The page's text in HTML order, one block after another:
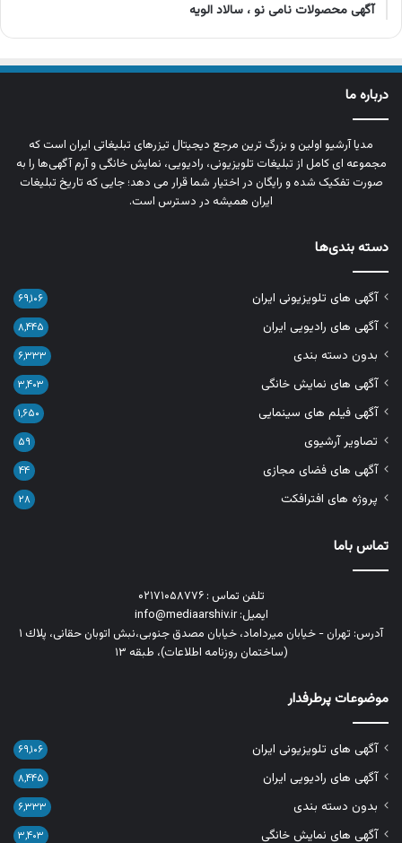
آگهی محصولات نامی نو ، سالاد الویه
درباره ما
مدیا آرشیو اولین و بزرگ‌ ترین مرجع دیجیتال تیزرهای تبلیغاتی ایران است که
مجموعه‌ ای کامل از تبلیغات تلویزیونی، رادیویی، نمایش خانگی و آرم‌ آگهی‌ها را به‌
صورت تفکیک‌ شده و رایگان در اختیار شما قرار می‌ دهد؛ جایی که تاریخ تبلیغات
ایران همیشه در دسترس است.
دسته بندی‌ها
آگهی های تلویزیونی ایران ۶۹,۱۰۶
آگهی های رادیویی ایران ۸,۴۴۵
بدون دسته بندی ۶,۳۳۳
آگهی های نمایش خانگی ۳,۴۰۳
آگهی فیلم های سینمایی ۱,۶۵۰
تصاویر آرشیوی ۵۹
آگهی های فضای مجازی ۴۴
پروژه های افترافکت ۲۸
تماس باما
تلفن تماس : ۰۲۱۷۱۰۵۸۷۷۶
ایمیل: info@mediaarshiv.ir
آدرس: تهران - خیابان میرداماد، خیابان مصدق جنوبی،نبش اتوبان حقانی، پلاك ١
(ساختمان روزنامه اطلاعات)، طبقه ۱۳
موضوعات پرطرفدار
آگهی های تلویزیونی ایران ۶۹,۱۰۶
آگهی های رادیویی ایران ۸,۴۴۵
بدون دسته بندی ۶,۳۳۳
آگهی های نمایش خانگی ۳,۴۰۳